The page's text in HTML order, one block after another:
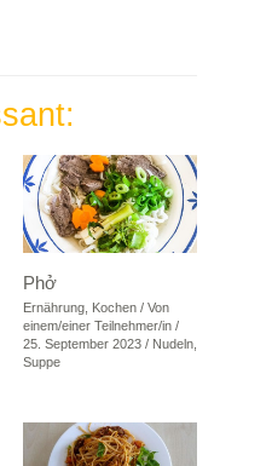
Phở
Ernährung, Kochen/ Von
einem/einer Teilnehmer/in /
25. September 2023 / Nudeln,
Suppe